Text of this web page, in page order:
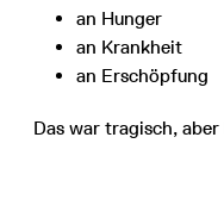
an Hunger
an Krankheit
an Erschöpfung
Das war tragisch, aber